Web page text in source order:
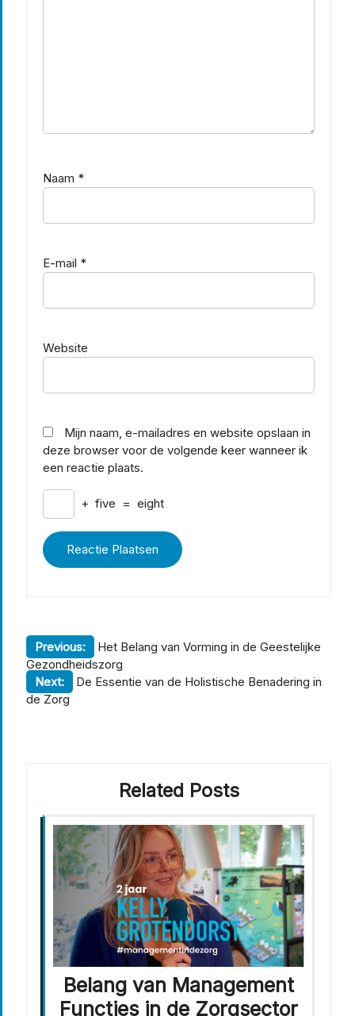
Naam *
E-mail *
Website
Mijn naam, e-mailadres en website opslaan in
deze browser voor de volgende keer wanneer ik
een reactie plaats.
+ five = eight
Berichtnavigatie
Previous:
Het Belang van Vorming in de Geestelijke
Gezondheidszorg
Next:
De Essentie van de Holistische Benadering in
de Zorg
Related Posts
Belang van Management
Functies in de Zorgsector